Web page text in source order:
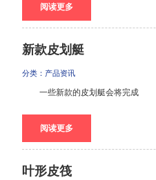
阅读更多
新款皮划艇
分类：产品资讯
一些新款的皮划艇会将完成
阅读更多
叶形皮筏